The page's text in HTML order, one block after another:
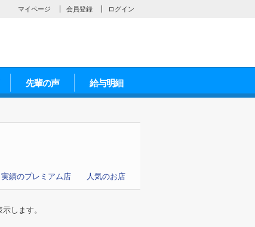
マイページ 会員登録 ログイン
先輩の声 給与明細
人気のお店
績のプレミアム店
示します。